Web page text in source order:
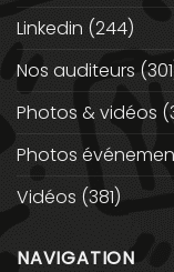
Linkedin (244)
Nos auditeurs
Photos & vidéos
Photos
Vidéos (381)
NAVIGATION